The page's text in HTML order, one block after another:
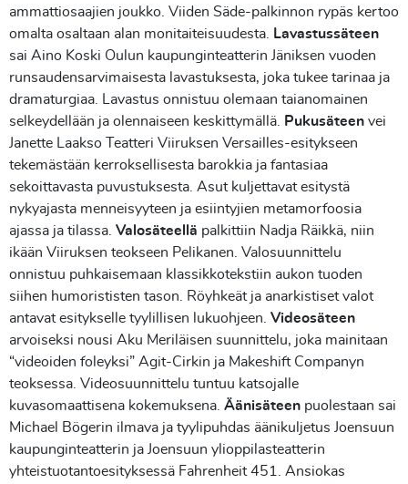
ammattiosaajien joukko. Viiden Säde-palkinnon rypäs kertoo
omalta osaltaan alan monitaiteisuudesta. Lavastussäteen
sai Aino Koski Oulun kaupunginteatterin Jäniksen vuoden
runsaudensarvimaisesta lavastuksesta, joka tukee tarinaa ja
dramaturgiaa. Lavastus onnistuu olemaan taianomainen
selkeydellään ja olennaiseen keskittymällä. Pukusäteen vei
Janette Laakso Teatteri Viiruksen Versailles-esitykseen
tekemästään kerroksellisesta barokkia ja fantasiaa
sekoittavasta puvustuksesta. Asut kuljettavat esitystä
nykyajasta menneisyyteen ja esiintyjien metamorfoosia
ajassa ja tilassa. Valosäteellä palkittiin Nadja Räikkä, niin
ikään Viiruksen teokseen Pelikanen. Valosuunnittelu
onnistuu puhkaisemaan klassikkotekstiin aukon tuoden
siihen humorististen tason. Röyhkeät ja anarkistiset valot
antavat esitykselle tyylillisen lukuohjeen. Videosäteen
arvoiseksi nousi Aku Meriläisen suunnittelu, joka mainitaan
“videoiden foleyksi” Agit-Cirkin ja Makeshift Companyn
teoksessa. Videosuunnittelu tuntuu katsojalle
kuvasomaattisena kokemuksena. Äänisäteen puolestaan sai
Michael Bögerin ilmava ja tyylipuhdas äänikuljetus Joensuun
kaupunginteatterin ja Joensuun ylioppilasteatterin
yhteistuotantoesityksessä Fahrenheit 451. Ansiokas